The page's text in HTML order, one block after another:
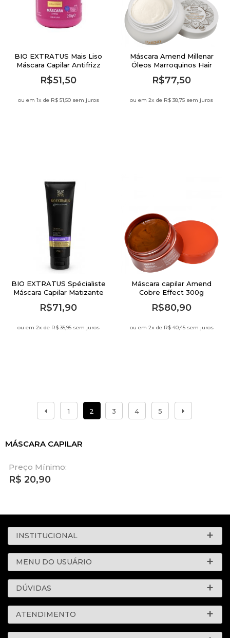
BIO EXTRATUS Mais Liso
Máscara Capilar Antifrizz
250g
R$51,50
ou em 1x de R$ 51,50 sem juros
Máscara Amend Millenar
Óleos Marroquinos Hair
Butter 300g
R$77,50
ou em 2x de R$ 38,75 sem juros
BIO EXTRATUS Spécialiste
Máscara Capilar Matizante
Violeta - 250g
R$71,90
ou em 2x de R$ 35,95 sem juros
Máscara capilar Amend
Cobre Effect 300g
R$80,90
ou em 2x de R$ 40,45 sem juros
1 2 3 4 5
MÁSCARA CAPILAR
Preço Mínimo:
R$ 20,90
INSTITUCIONAL
MENU DO USUÁRIO
DÚVIDAS
ATENDIMENTO